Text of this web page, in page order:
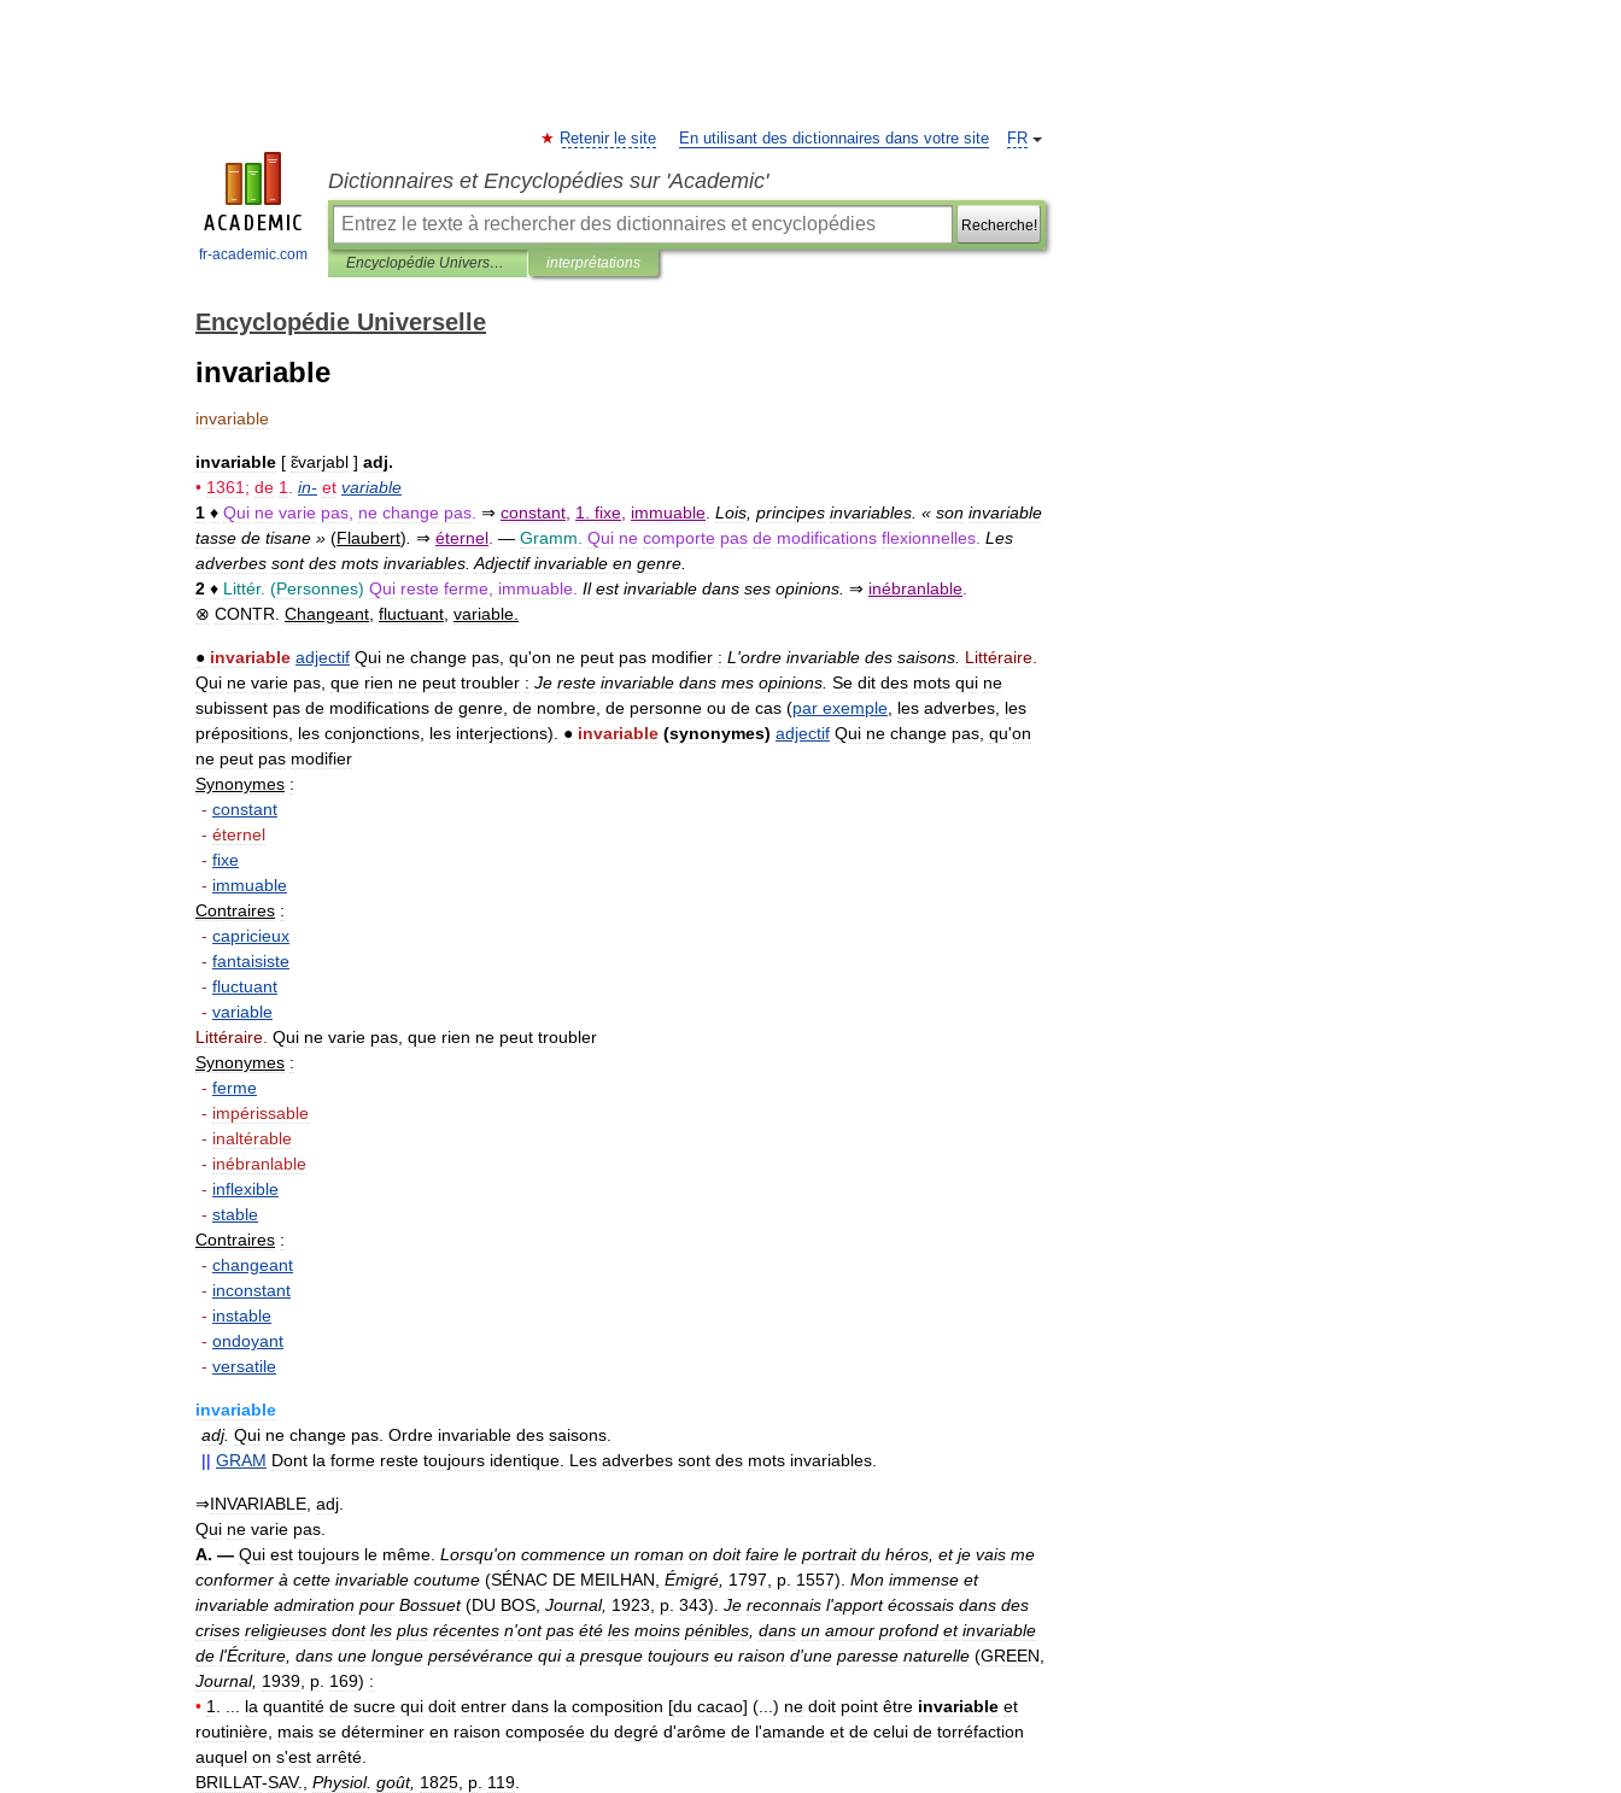
fr-academic.com
FR
Retenir le site En utilisant des dictionnaires dans votre site
Dictionnaires et Encyclopédies sur 'Academic'
Recherche!
Encyclopédie Universelle interprétations
Encyclopédie Universelle
invariable
invariable
invariable [ ɛ̃varjabl ] adj.
• 1361 ; de 1 in- et variable
1 ♦ Qui ne varie pas ne change pas ⇒ constant 1 fixe immuable Lois principes invariables . « son invariable
tasse de tisane » (Flaubert) ⇒ éternel — Gramm Qui ne comporte pas de modifications flexionnelles Les
adverbes sont des mots invariables Adjectif invariable en genre
2 ♦ Littér. (Personnes) Qui reste ferme immuable Il est invariable dans ses opinions ⇒ inébranlable
⊗ CONTR Changeant fluctuant variable
● invariable adjectif Qui ne change pas qu'on ne peut pas modifier : L 'ordre invariable des saisons Littéraire
Qui ne varie pas que rien ne peut troubler : Je reste invariable dans mes opinions Se dit des mots qui ne
subissent pas de modifications de genre de nombre de personne ou de cas (par exemple les adverbes les
prépositions les conjonctions les interjections). ● invariable (synonymes) adjectif Qui ne change pas qu'on
ne peut pas modifier
Synonymes :
- constant
- éternel
- fixe
- immuable
Contraires :
- capricieux
- fantaisiste
- fluctuant
- variable
Littéraire Qui ne varie pas que rien ne peut troubler
Synonymes :
- ferme
- impérissable
- inaltérable
- inébranlable
- inflexible
- stable
Contraires :
- changeant
- inconstant
- instable
- ondoyant
- versatile
invariable
adj. Qui ne change pas Ordre invariable des saisons
|| GRAM Dont la forme reste toujours identique Les adverbes sont des mots invariables
⇒INVARIABLE adj
Qui ne varie pas
A. — Qui est toujours le même Lorsqu'on commence un roman on doit faire le portrait du héros et je vais me
conformer à cette invariable coutume (SÉNAC DE MEILHAN Émigré 1797 p 1557). Mon immense et
invariable admiration pour Bossuet (DU BOS Journal, 1923 p 343). Je reconnais l'apport écossais dans des
crises religieuses dont les plus récentes n'ont pas été les moins pénibles dans un amour profond et invariable
de l'Écriture dans une longue persévérance qui a presque toujours eu raison d'une paresse naturelle (GREEN
Journal, 1939 p 169) :
• 1 la quantité de sucre qui doit entrer dans la composition [du cacao] (...) ne doit point être invariable et
routinière mais se déterminer en raison composée du degré d'arôme de l'amande et de celui de torréfaction
auquel on s'est arrêté
BRILLAT-SAV., Physiol. goût, 1825 p 119